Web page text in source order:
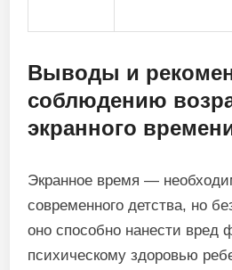
Выводы и
соблюдению
экранного
Экранное время —
современного детства, но
оно способно нанести вред
психическому здоровью